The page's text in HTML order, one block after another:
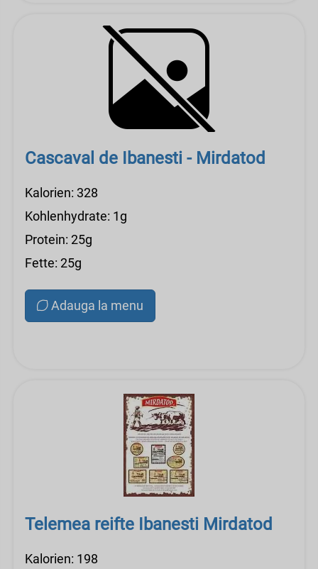
Cascaval de Ibanesti - Mirdatod
Kalorien: 328
Kohlenhydrate: 1g
Protein: 25g
Fette: 25g
Adauga la menu
Telemea reifte Ibanesti Mirdatod
Kalorien: 198